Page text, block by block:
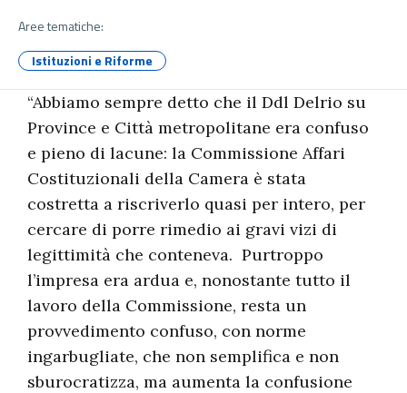
Aree tematiche:
Istituzioni e Riforme
“Abbiamo sempre detto che il Ddl Delrio su
Province e Città metropolitane era confuso
e pieno di lacune: la Commissione Affari
Costituzionali della Camera è stata
costretta a riscriverlo quasi per intero, per
cercare di porre rimedio ai gravi vizi di
legittimità che conteneva. Purtroppo
l’impresa era ardua e, nonostante tutto il
lavoro della Commissione, resta un
provvedimento confuso, con norme
ingarbugliate, che non semplifica e non
sburocratizza, ma aumenta la confusione